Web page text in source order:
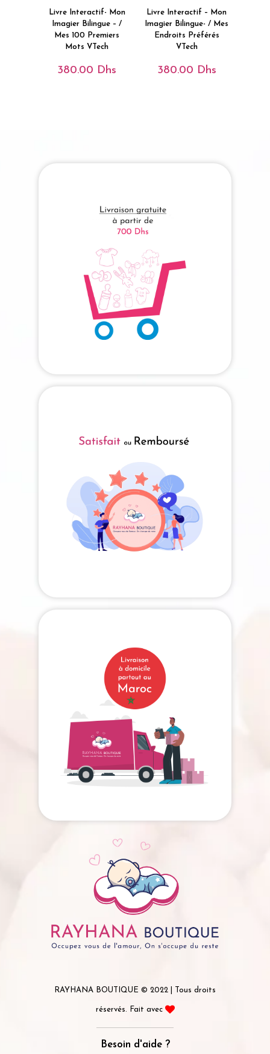
Livre Interactif- Mon
Imagier Bilingue – /
Mes 100 Premiers
Mots VTech
380.00 Dhs
Livre Interactif – Mon
Imagier Bilingue- / Mes
Endroits Préférés
VTech
380.00 Dhs
RAYHANA BOUTIQUE © 2022 | Tous droits
réservés. Fait avec
Besoin d'aide ?